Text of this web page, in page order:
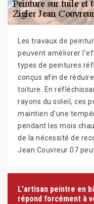
Les travaux de
peuvent améliorer
types de peintures
conçus afin de
toiture. En
rayons du soleil, ces
maintien d'une
pendant les mois
de la nécessité de
Jean Couvreur 07
L’artisan peintre en
répond forcément à